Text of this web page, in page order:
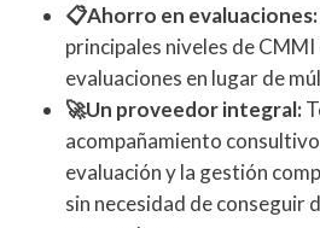
📋Ahorro en evaluaciones:
principales niveles de CMMI
evaluaciones en lugar de
🚀Un proveedor integral:
acompañamiento
evaluación y la gestión
sin necesidad de conseguir